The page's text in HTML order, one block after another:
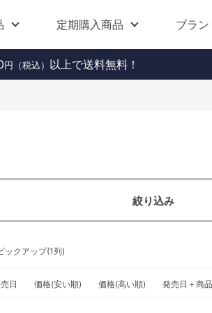
定期購入商品 ブラン
円（税込） 以上で送料無料！
絞り込み
ックアップ(1列)
日 価格(安い順) 価格(高い順) 発売日＋商